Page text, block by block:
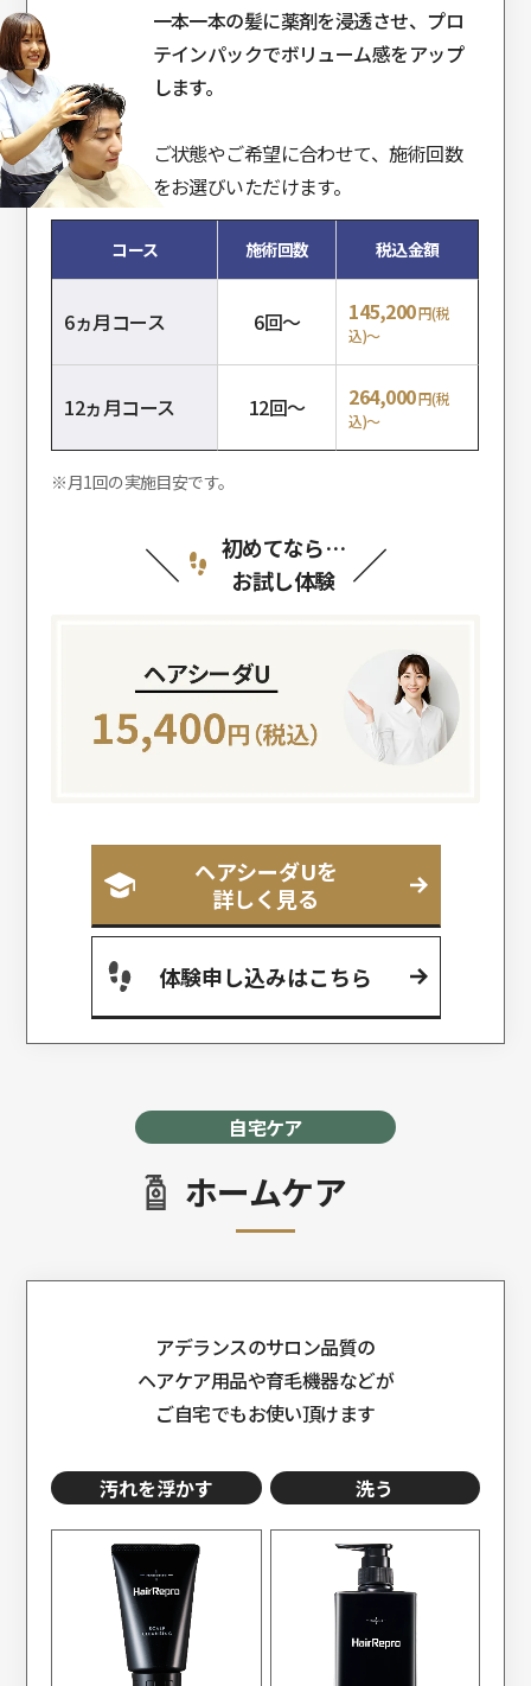
一本一本の髪に薬剤を浸透させ、プロ
テインパックでボリューム感をアップ
します。
ご状態やご希望に合わせて、施術回数
をお選びいただけます。
コース 施術回数 税込金額
6ヵ月コース 6回～ 145,200円(税
込)～
12ヵ月コース 12回～ 264,000円(税
込)～
※月1回の実施目安です。
初めてなら…
お試し体験
ヘアシーダUを
詳しく見る
体験申し込みはこちら
自宅ケア
ホームケア
アデランスのサロン品質の
ヘアケア用品や育毛機器などが
ご自宅でもお使い頂けます
汚れを浮かす 洗う